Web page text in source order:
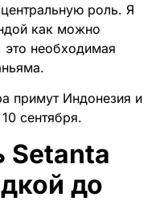
роль. Я
как можно
необходимая
примут Индонезия и
сентября.
Setanta
до